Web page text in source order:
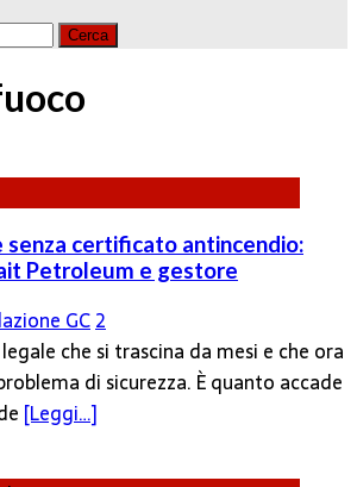
certificato antincendio:
Petroleum e gestore
GC2
che si trascina da mesi e che ora
di sicurezza. È quanto accade
[Leggi…]